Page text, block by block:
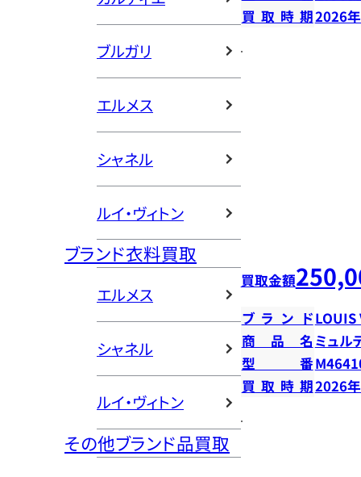
ブルガリ
エルメス
シャネル
ルイ・ヴィトン
ブランド衣料買取
エルメス
シャネル
ルイ・ヴィトン
その他ブランド品買取
買取時期2026
買取金額
ブランドLOUIS
商品名 ミュル
型番
買取時期2026